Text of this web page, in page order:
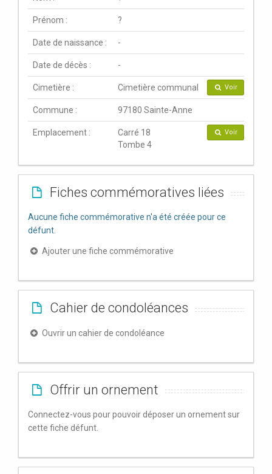
Prénom : ?
Date de naissance : -
Date de décès : -
Cimetière : Cimetière communal Voir
Commune : 97180 Sainte-Anne
Emplacement :
Carré 18
Tombe 4
Voir
Fiches commémoratives liées
Aucune fiche commémorative n'a été créée pour ce
défunt.
Ajouter une fiche commémorative
Cahier de condoléances
Ouvrir un cahier de condoléance
Offrir un ornement
Connectez-vous pour pouvoir déposer un ornement sur
cette fiche défunt.